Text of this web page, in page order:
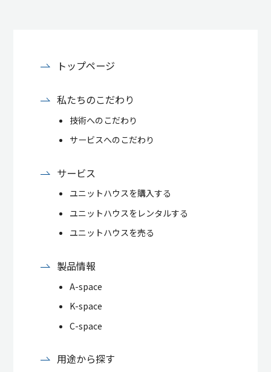
トップページ
私たちのこだわり
技術へのこだわり
サービスへのこだわり
サービス
ユニットハウスを購入する
ユニットハウスをレンタルする
ユニットハウスを売る
製品情報
A-space
K-space
C-space
用途から探す